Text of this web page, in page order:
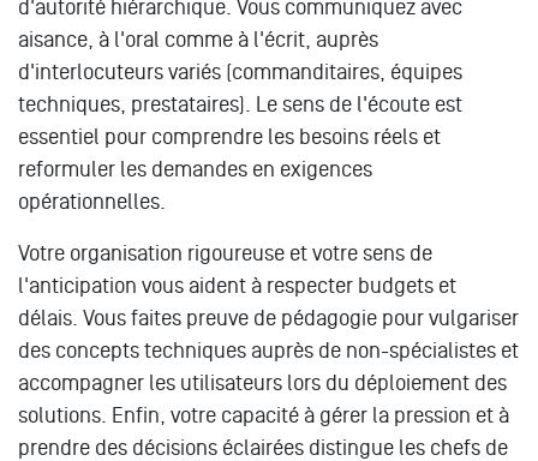
d'autorité hiérarchique. Vous communiquez avec
aisance, à l'oral comme à l'écrit, auprès
d'interlocuteurs variés (commanditaires, équipes
techniques, prestataires). Le sens de l'écoute est
essentiel pour comprendre les besoins réels et
reformuler les demandes en exigences
opérationnelles.
Votre organisation rigoureuse et votre sens de
l'anticipation vous aident à respecter budgets et
délais. Vous faites preuve de pédagogie pour vulgariser
des concepts techniques auprès de non-spécialistes et
accompagner les utilisateurs lors du déploiement des
solutions. Enfin, votre capacité à gérer la pression et à
prendre des décisions éclairées distingue les chefs de